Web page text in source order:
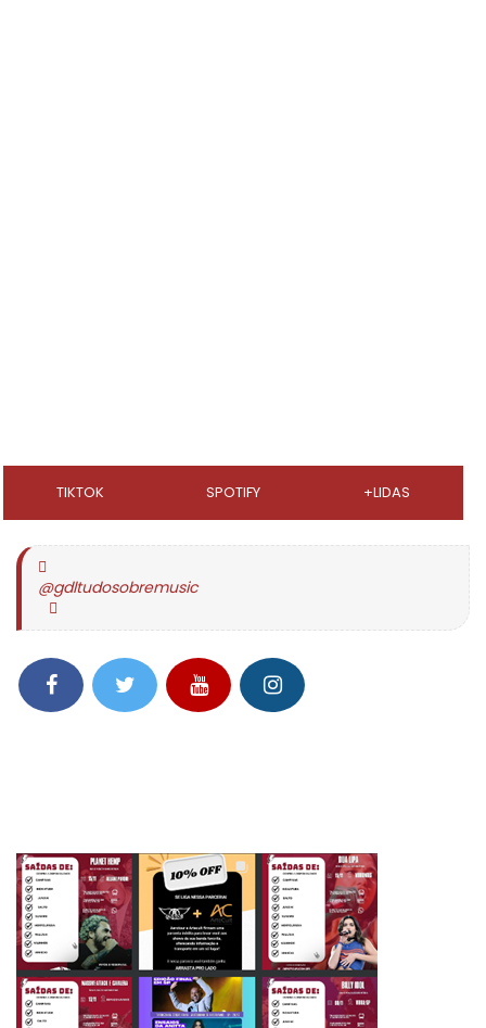
TIKTOK SPOTIFY +LIDAS
@gdltudosobremusic